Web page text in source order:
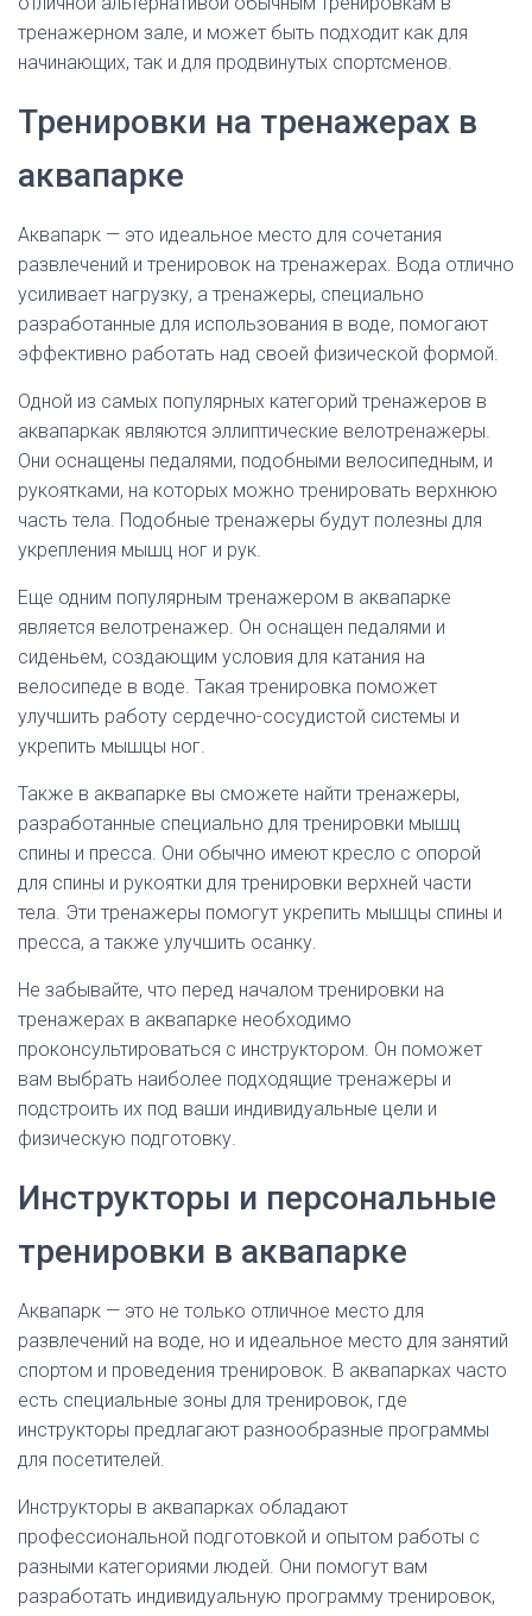
тренажерном зале, и может быть подходит как для
начинающих, так и для продвинутых спортсменов.
Тренировки на тренажерах в
аквапарке
Аквапарк — это идеальное место для сочетания
развлечений и тренировок на тренажерах. Вода отлично
усиливает нагрузку, а тренажеры, специально
разработанные для использования в воде, помогают
эффективно работать над своей физической формой.
Одной из самых популярных категорий тренажеров в
аквапаркак являются эллиптические велотренажеры.
Они оснащены педалями, подобными велосипедным, и
рукоятками, на которых можно тренировать верхнюю
часть тела. Подобные тренажеры будут полезны для
укрепления мышц ног и рук.
Еще одним популярным тренажером в аквапарке
является велотренажер. Он оснащен педалями и
сиденьем, создающим условия для катания на
велосипеде в воде. Такая тренировка поможет
улучшить работу сердечно-сосудистой системы и
укрепить мышцы ног.
Также в аквапарке вы сможете найти тренажеры,
разработанные специально для тренировки мышц
спины и пресса. Они обычно имеют кресло с опорой
для спины и рукоятки для тренировки верхней части
тела. Эти тренажеры помогут укрепить мышцы спины и
пресса, а также улучшить осанку.
Не забывайте, что перед началом тренировки на
тренажерах в аквапарке необходимо
проконсультироваться с инструктором. Он поможет
вам выбрать наиболее подходящие тренажеры и
подстроить их под ваши индивидуальные цели и
физическую подготовку.
Инструкторы и персональные
тренировки в аквапарке
Аквапарк — это не только отличное место для
развлечений на воде, но и идеальное место для занятий
спортом и проведения тренировок. В аквапарках часто
есть специальные зоны для тренировок, где
инструкторы предлагают разнообразные программы
для посетителей.
Инструкторы в аквапарках обладают
профессиональной подготовкой и опытом работы с
разными категориями людей. Они помогут вам
разработать индивидуальную программу тренировок,